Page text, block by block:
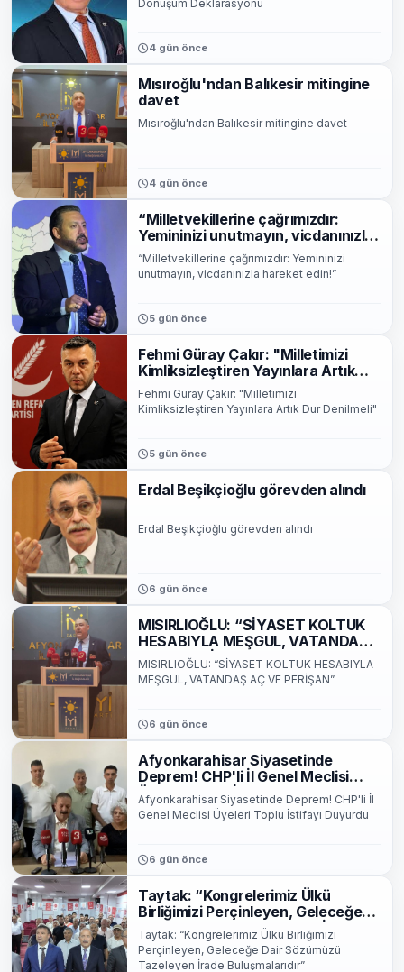
Dönüşüm Deklarasyonu
4 gün önce
Mısıroğlu'ndan Balıkesir mitingine
davet
Mısıroğlu'ndan Balıkesir mitingine davet
4 gün önce
“Milletvekillerine çağrımızdır:
Yemininizi unutmayın, vicdanınızla
hareket edin!”
“Milletvekillerine çağrımızdır: Yemininizi
unutmayın, vicdanınızla hareket edin!”
5 gün önce
Fehmi Güray Çakır: "Milletimizi
Kimliksizleştiren Yayınlara Artık
Dur Denilmeli"
Fehmi Güray Çakır: "Milletimizi
Kimliksizleştiren Yayınlara Artık Dur Denilmeli"
5 gün önce
Erdal Beşikçioğlu görevden alındı
Erdal Beşikçioğlu görevden alındı
6 gün önce
MISIRLIOĞLU: “SİYASET KOLTUK
HESABIYLA MEŞGUL, VATANDAŞ
AÇ VE PERİŞAN”
MISIRLIOĞLU: “SİYASET KOLTUK HESABIYLA
MEŞGUL, VATANDAŞ AÇ VE PERİŞAN”
6 gün önce
Afyonkarahisar Siyasetinde
Deprem! CHP'li İl Genel Meclisi
Üyeleri Toplu İstifayı Duyurdu
Afyonkarahisar Siyasetinde Deprem! CHP'li İl
Genel Meclisi Üyeleri Toplu İstifayı Duyurdu
6 gün önce
Taytak: “Kongrelerimiz Ülkü
Birliğimizi Perçinleyen, Geleceğe
Dair Sözümüzü Tazeleyen İrade
Buluşmalarıdır”
Taytak: “Kongrelerimiz Ülkü Birliğimizi
Perçinleyen, Geleceğe Dair Sözümüzü
Tazeleyen İrade Buluşmalarıdır”